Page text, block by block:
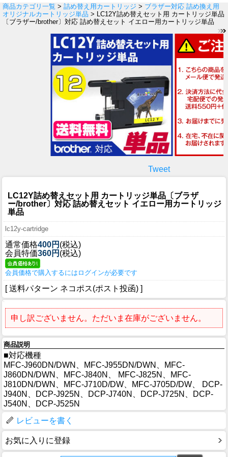
商品カテゴリ一覧 > 詰め替え用カートリッジ > ブラザー対応 詰め換え用
オリジナルカートリッジ単品 > LC12Y詰め替えセット用 カートリッジ単品
〔ブラザー/brother〕対応 詰め替えセット イエロー用カートリッジ単品
Tweet
LC12Y詰め替えセット用 カートリッジ単品〔ブラザ
ー/brother〕対応 詰め替えセット イエロー用カートリッジ
単品
lc12y-cartridge
通常価格400円 (税込)
会員特価360円 (税込)
会員価格で購入するにはログインが必要です
[ 送料パターン ネコポス(ポスト投函) ]
申し訳ございません。ただいま在庫がございません。
商品説明
■対応機種
MFC-J960DN/DWN、MFC-J955DN/DWN、MFC-
J860DN/DWN、MFC-J840N、 MFC-J825N、MFC-
J810DN/DWN、MFC-J710D/DW、MFC-J705D/DW、 DCP-
J940N、DCP-J925N、DCP-J740N、DCP-J725N、DCP-
J540N、DCP-J525N
レビューを書く
お気に入りに登録